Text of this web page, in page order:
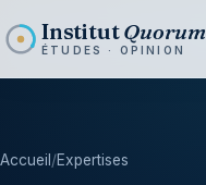
InstitutQuorum
ÉTUDES · OPINION
Accueil /Expertises